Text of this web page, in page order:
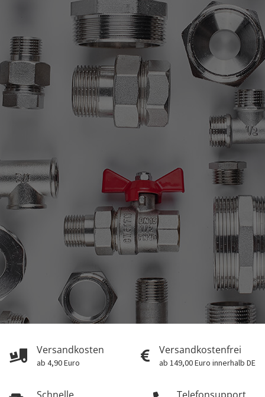
Versandkosten
ab 4,90 Euro
Versandkostenfrei
ab 149,00 Euro innerhalb DE